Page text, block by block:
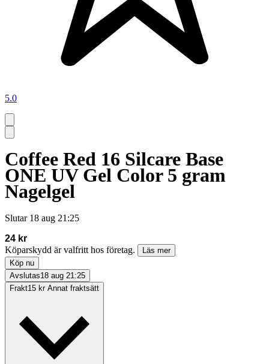
5.0
Coffee Red 16 Silcare Base
ONE UV Gel Color 5 gram
Nagelgel
Slutar 18 aug 21:25
24 kr
Köparskydd är valfritt hos företag.
Läs mer
Köp nu
Avslutas18 aug 21:25
Frakt15 kr Annat fraktsätt